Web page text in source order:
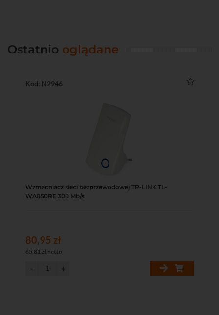
Ostatnio oglądane
Kod: N2946
Wzmacniacz sieci bezprzewodowej TP-LINK TL-
WA850RE 300 Mb/s
80,95 zł
65,81 zł netto